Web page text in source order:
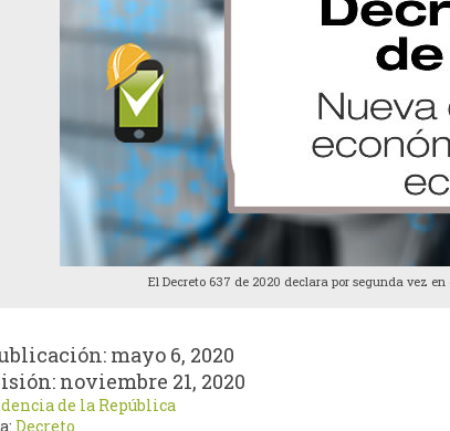
El Decreto 637 de 2020 declara por segunda vez
mayo 6, 2020
noviembre 21, 2020
de la República
Decreto